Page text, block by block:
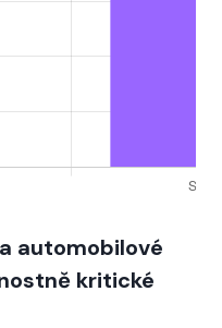
automobilové
kritické